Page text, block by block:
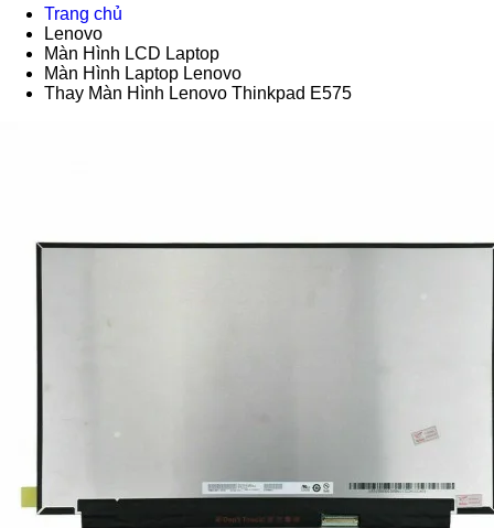
Trang chủ
Lenovo
Màn Hình LCD Laptop
Màn Hình Laptop Lenovo
Thay Màn Hình Lenovo Thinkpad E575